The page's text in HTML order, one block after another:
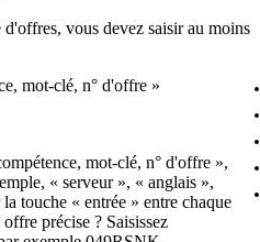
vous devez saisir au moins
mot-clé, n° d'offre »
mot-clé, n° d'offre »,
« serveur », « anglais »,
touche « entrée » entre chaque
précise ? Saisissez